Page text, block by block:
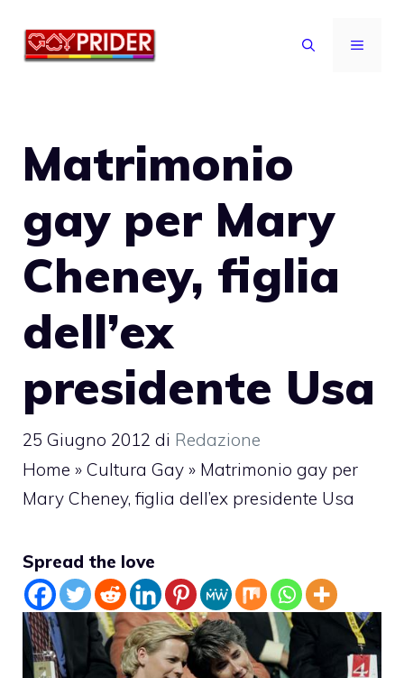
MENU
Matrimonio
gay per Mary
Cheney, figlia
dell’ex
presidente Usa
25 Giugno 2012 di Redazione
Home » Cultura Gay » Matrimonio gay per
Mary Cheney, figlia dell’ex presidente Usa
Spread the love